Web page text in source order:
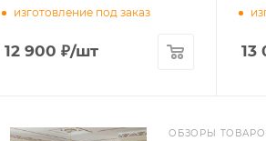
изготовление под заказ
12 900 ₽/шт 13
ОБЗОРЫ